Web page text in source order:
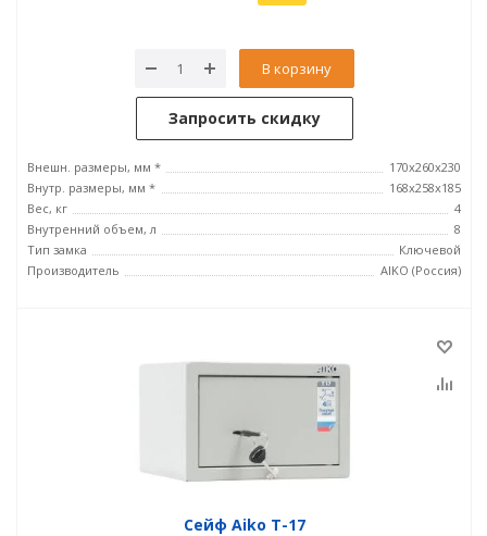
В корзину
Запросить скидку
Внешн. размеры, мм *
170x260x230
Внутр. размеры, мм *
168x258x185
Вес, кг
4
Внутренний объем, л
8
Тип замка
Ключевой
Производитель
AIKO (Россия)
Сейф Aiko T-17